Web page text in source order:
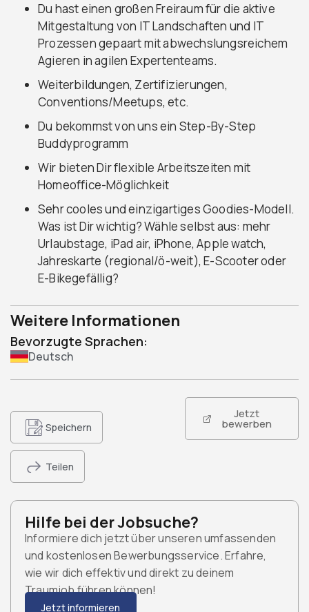
Du hast einen großen Freiraum für die aktive
Mitgestaltung von IT Landschaften und IT
Prozessen gepaart mit abwechslungsreichem
Agieren in agilen Expertenteams.
Weiterbildungen, Zertifizierungen,
Conventions/Meetups, etc.
Du bekommst von uns ein Step-By-Step
Buddyprogramm
Wir bieten Dir flexible Arbeitszeiten mit
Homeoffice-Möglichkeit
Sehr cooles und einzigartiges Goodies-Modell.
Was ist Dir wichtig? Wähle selbst aus: mehr
Urlaubstage, iPad air, iPhone, Apple watch,
Jahreskarte (regional/ö-weit), E-Scooter oder
E-Bikegefällig?
Weitere Informationen
Bevorzugte Sprachen:
Deutsch
Speichern
Teilen
Jetzt
bewerben
Hilfe bei der Jobsuche?
Informiere dich jetzt über unseren umfassenden
und kostenlosen Bewerbungsservice. Erfahre,
wie wir dich effektiv und direkt zu deinem
Traumjob führen können!
Jetzt informieren